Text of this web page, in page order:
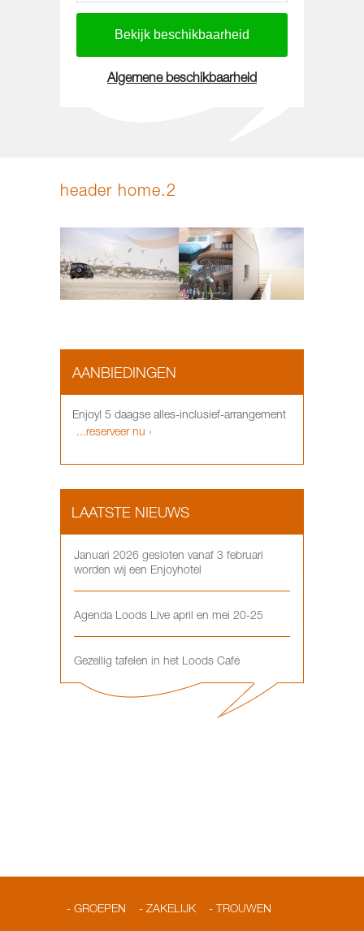
Algemene beschikbaarheid
header home.2
AANBIEDINGEN
Enjoy! 5 daagse alles-inclusief-arrangement
...reserveer nu ›
LAATSTE NIEUWS
Januari 2026 gesloten vanaf 3 februari
worden wij een Enjoyhotel
Agenda Loods Live april en mei 20-25
Gezellig tafelen in het Loods Café
GROEPEN ZAKELIJK TROUWEN